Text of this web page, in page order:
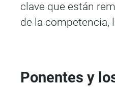
clave que están
de la competencia,
Ponentes y